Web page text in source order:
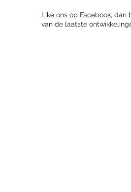
Like ons op Facebook, dan
van de laatste